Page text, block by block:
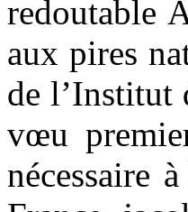
redoutable
aux pires
de l’Institut
vœu
nécessaire